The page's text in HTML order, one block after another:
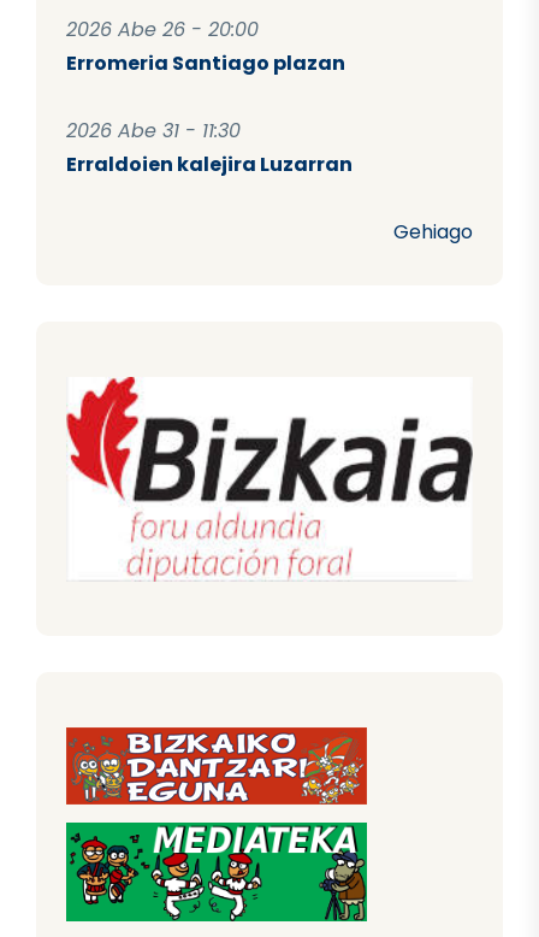
2026 Abe 26 - 20:00
Erromeria Santiago plazan
2026 Abe 31 - 11:30
Erraldoien kalejira Luzarran
Gehiago